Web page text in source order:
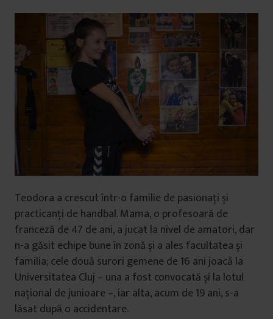
Teodora a crescut într-o familie de pasionați și
practicanți de handbal. Mama, o profesoară de
franceză de 47 de ani, a jucat la nivel de amatori, dar
n-a găsit echipe bune în zonă și a ales facultatea și
familia; cele două surori gemene de 16 ani joacă la
Universitatea Cluj – una a fost convocată și la lotul
național de junioare –, iar alta, acum de 19 ani, s-a
lăsat după o accidentare.